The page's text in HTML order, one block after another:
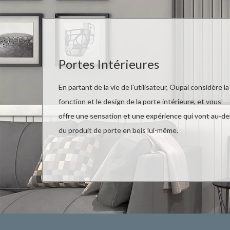
Portes Intérieures
En partant de la vie de l'utilisateur, Oupai considère la
fonction et le design de la porte intérieure, et vous
offre une sensation et une expérience qui vont au-
du produit de porte en bois lui-même.